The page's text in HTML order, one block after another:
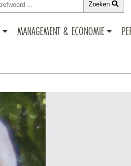
Zoeken
MANAGEMENT & ECONOMIE